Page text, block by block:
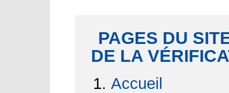
PAGES DU
DE LA
Accueil